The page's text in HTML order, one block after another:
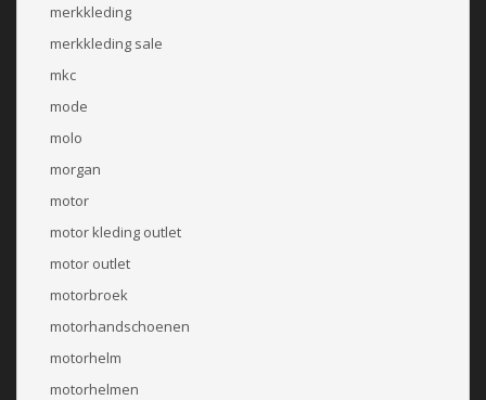
merkkleding
merkkleding sale
mkc
mode
molo
morgan
motor
motor kleding outlet
motor outlet
motorbroek
motorhandschoenen
motorhelm
motorhelmen